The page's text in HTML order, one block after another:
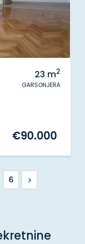
23 m2
GARSONJERA
€90.000
6 >